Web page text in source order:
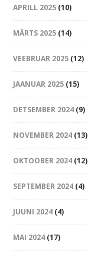
APRILL 2025 (10)
MÄRTS 2025 (14)
VEEBRUAR 2025 (12)
JAANUAR 2025 (15)
DETSEMBER 2024 (9)
NOVEMBER 2024 (13)
OKTOOBER 2024 (12)
SEPTEMBER 2024 (4)
JUUNI 2024 (4)
MAI 2024 (17)